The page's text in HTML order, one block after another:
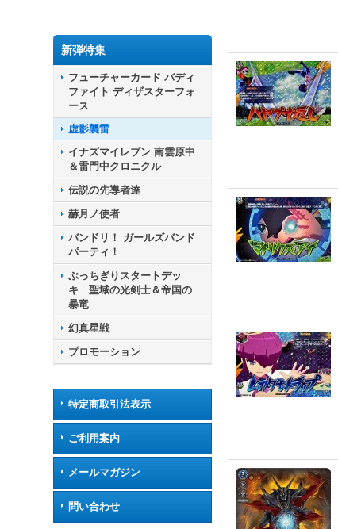
新弾特集
フューチャーカード バディ
ファイト ディザスターフォ
ース
虚影襲雷
イナズマイレブン 南雲原中
＆雷門中クロニクル
伝説の先導者達
赫月ノ使者
バンドリ！ ガールズバンド
パーティ！
ぶっちぎりスタートデッ
キ 聖域の光剣士＆帝国の
暴竜
幻真星戦
プロモーション
特定商取引法表示
ご利用案内
メールマガジン
問い合わせ